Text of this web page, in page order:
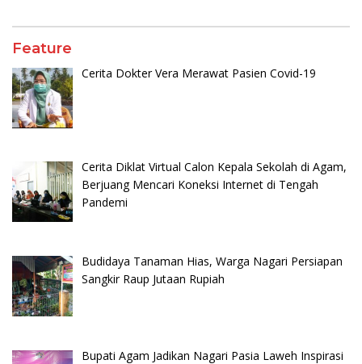
Feature
Cerita Dokter Vera Merawat Pasien Covid-19
Cerita Diklat Virtual Calon Kepala Sekolah di Agam,
Berjuang Mencari Koneksi Internet di Tengah
Pandemi
Budidaya Tanaman Hias, Warga Nagari Persiapan
Sangkir Raup Jutaan Rupiah
Bupati Agam Jadikan Nagari Pasia Laweh Inspirasi